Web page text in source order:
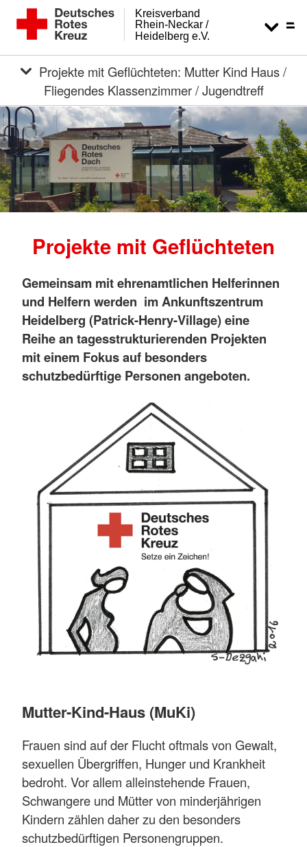
Heidelberg e.V.
Rhein-Neckar /
Kreisverband
Fliegendes Klassenzimmer / Jugendtreff
Projekte mit Geflüchteten
Gemeinsam mit ehrenamtlichen Helferinnen
und Helfern werden im Ankunftszentrum
Heidelberg (Patrick-Henry-Village) eine
Reihe an tagesstrukturierenden Projekten
mit einem Fokus auf besonders
schutzbedürftige Personen angeboten.
Mutter-Kind-Haus (MuKi)
Frauen sind auf der Flucht oftmals von Gewalt,
sexuellen Übergriffen, Hunger und Krankheit
bedroht. Vor allem alleinstehende Frauen,
Schwangere und Mütter von minderjährigen
Kindern zählen daher zu den besonders
schutzbedürftigen Personengruppen.